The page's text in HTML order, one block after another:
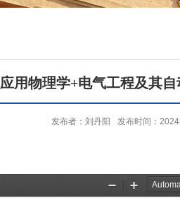
应用物理学+电气工程及其
发布者：刘丹阳 发布时间：